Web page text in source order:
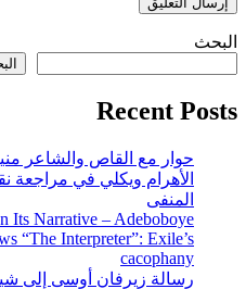
البحث
Recent Posts
حوار مع القاص والشاعر
الأهرام ويكلي في مراجعة
المنفى
Its Narrative – Adeboboye
“The Interpreter”: Exile’s
cacophany
رسالة زيرفان أوسى إلى